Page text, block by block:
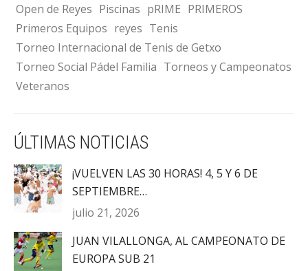
Open de Reyes Piscinas pRIME PRIMEROS
Primeros Equipos reyes Tenis
Torneo Internacional de Tenis de Getxo
Torneo Social Pádel Familia Torneos y Campeonatos
Veteranos
ÚLTIMAS NOTICIAS
¡VUELVEN LAS 30 HORAS! 4, 5 Y 6 DE
SEPTIEMBRE…
julio 21, 2026
JUAN VILALLONGA, AL CAMPEONATO DE
EUROPA SUB 21